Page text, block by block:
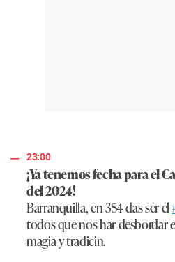
23:00
¡Ya tenemos fecha para el
del 2024!
Barranquilla, en 354 das ser el
todos que nos har desbordar
magia y tradicin.